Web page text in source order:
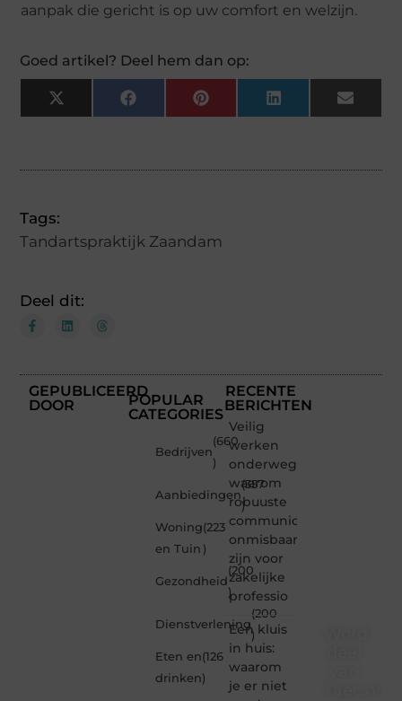
aanpak die gericht is op uw comfort en welzijn.
Goed artikel? Deel hem dan op:
X
(Twitter)
FacebookPinterestLinkedInEmail
Tags:
Tandartspraktijk Zaandam
Deel dit:
GEPUBLICEERD
DOOR
POPULAR
CATEGORIES
Bedrijven
(660
)
Aanbiedingen
(357
)
Woning
en Tuin
(223
)
Gezondheid
(200
)
Dienstverlening
(200
)
Eten en
drinken
(126
)
RECENTE
BERICHTEN
Veilig
werken
onderweg:
waarom
robuuste
communicatiemiddelen
onmisbaar
zijn voor
zakelijke
professio
Een kluis
in huis:
waarom
je er niet